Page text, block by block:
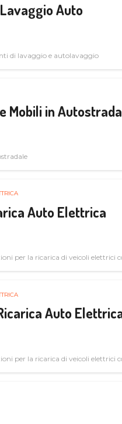
Auto
di lavaggio e autolavaggio
Mobili in Autostrada
Auto Elettrica
per la ricarica di veicoli elettrici
Auto
per la ricarica di veicoli elettrici